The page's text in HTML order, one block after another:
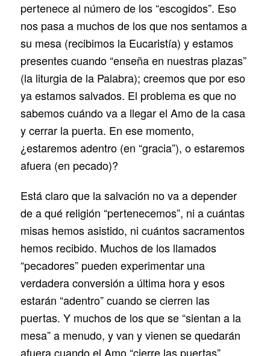
pertenece al número de los “escogidos”. Eso
nos pasa a muchos de los que nos sentamos a
su mesa (recibimos la Eucaristía) y estamos
presentes cuando “enseña en nuestras plazas”
(la liturgia de la Palabra); creemos que por eso
ya estamos salvados. El problema es que no
sabemos cuándo va a llegar el Amo de la casa
y cerrar la puerta. En ese momento,
¿estaremos adentro (en “gracia”), o estaremos
afuera (en pecado)?
Está claro que la salvación no va a depender
de a qué religión “pertenecemos”, ni a cuántas
misas hemos asistido, ni cuántos sacramentos
hemos recibido. Muchos de los llamados
“pecadores” pueden experimentar una
verdadera conversión a última hora y esos
estarán “adentro” cuando se cierren las
puertas. Y muchos de los que se “sientan a la
mesa” a menudo, y van y vienen se quedarán
afuera cuando el Amo “cierre las puertas”.